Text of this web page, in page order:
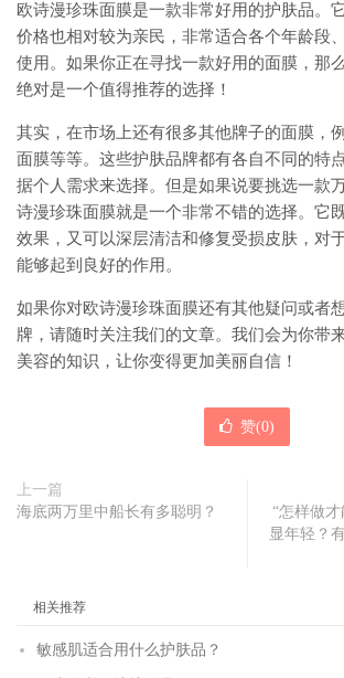
欧诗漫珍珠面膜是一款非常好用的护肤品。
价格也相对较为亲民，非常适合各个年龄段
使用。如果你正在寻找一款好用的面膜，那
绝对是一个值得推荐的选择！
其实，在市场上还有很多其他牌子的面膜，
面膜等等。这些护肤品牌都有各自不同的特
据个人需求来选择。但是如果说要挑选一款
诗漫珍珠面膜就是一个非常不错的选择。它
效果，又可以深层清洁和修复受损皮肤，对
能够起到良好的作用。
如果你对欧诗漫珍珠面膜还有其他疑问或者
牌，请随时关注我们的文章。我们会为你带
美容的知识，让你变得更加美丽自信！
赞(0)
上一篇
海底两万里中船长有多聪明？
“怎样做
显年轻？
相关推荐
敏感肌适合用什么护肤品？